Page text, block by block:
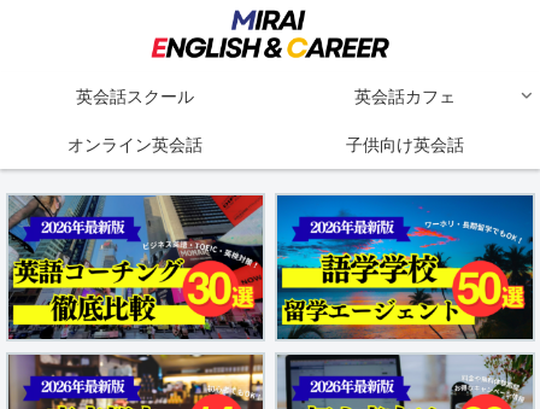
英会話スクール 英会話カフェ
オンライン英会話 子供向け英会話